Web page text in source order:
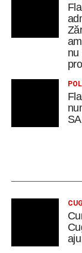
Trei
Cugir
mobilități
Elon
nu